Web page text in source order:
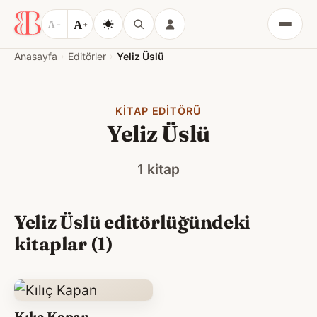
A − A+
Menü
Anasayfa Editörler Yeliz Üslü
KITAP EDITÖRÜ
Yeliz Üslü
1 kitap
Yeliz Üslü editörlüğündeki
kitaplar (1)